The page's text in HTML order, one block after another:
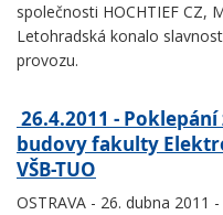
společnosti HOCHTIEF CZ,
Letohradská konalo
provozu.
26.4.2011 -
budovy fakulty
VŠB-TUO
OSTRAVA - 26. dubna